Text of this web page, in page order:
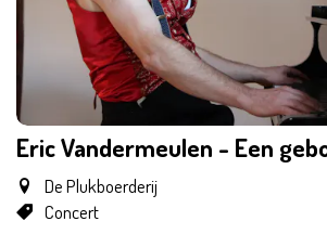
Eric Vandermeulen - Een
De Plukboerderij
Concert